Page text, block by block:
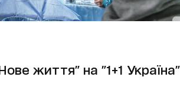
життя" на "1+1